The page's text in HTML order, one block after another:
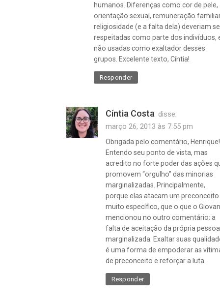
humanos. Diferenças como cor de pele,
orientação sexual, remuneração
religiosidade (e a falta dela) deveriam
respeitadas como parte dos indivíduos,
não usadas como exaltador desses
grupos. Excelente texto, Cíntia!
Responder
Cíntia Costa disse:
março 26, 2013 às 7:55 pm
Obrigada pelo comentário, Henrique!
Entendo seu ponto de vista, mas
acredito no forte poder das ações
promovem “orgulho” das minorias
marginalizadas. Principalmente,
porque elas atacam um preconceito
muito específico, que o que o
mencionou no outro comentário: a
falta de aceitação da própria pessoa
marginalizada. Exaltar suas
é uma forma de empoderar as
de preconceito e reforçar a luta.
Responder